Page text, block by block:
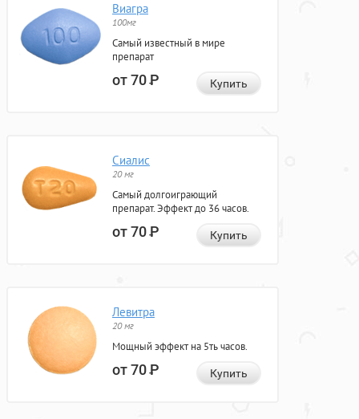
Виагра
100мг
Самый известный в мире
препарат
от 70Р Купить
Сиалис
20 мг
Самый долгоиграющий
препарат. Эффект до 36 часов.
от 70Р Купить
Левитра
20 мг
Мощный эффект на 5ть часов.
от 70Р Купить